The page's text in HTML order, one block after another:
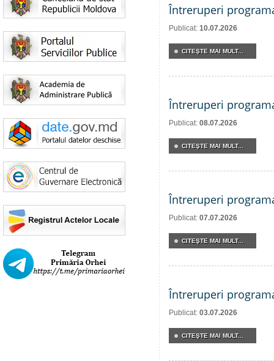
Întreruperi
Publicat: 10.07.2026
CITEŞTE MAI MULT...
Întreruperi
Publicat: 08.07.2026
CITEŞTE MAI MULT...
Întreruperi
Publicat: 07.07.2026
CITEŞTE MAI MULT...
Întreruperi
Publicat: 03.07.2026
CITEŞTE MAI MULT...